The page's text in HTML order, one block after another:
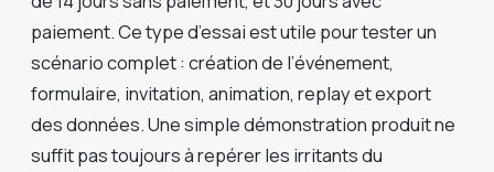
paiement. Ce type d’essai est utile pour tester un
scénario complet : création de l’événement,
formulaire, invitation, animation, replay et export
des données. Une simple démonstration produit ne
suffit pas toujours à repérer les irritants du